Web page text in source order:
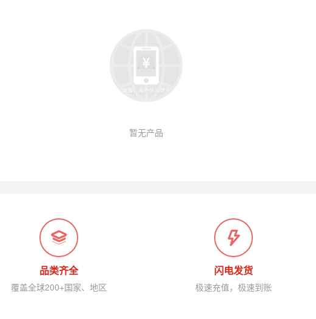
暂无产品
品类齐全
覆盖全球200+国家、地区
闪电发货
极速充值，极速到账